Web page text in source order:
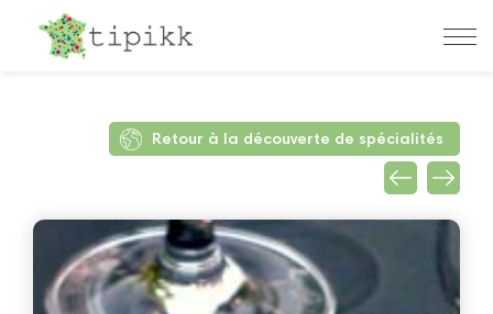
Retour à la découverte de spécialités